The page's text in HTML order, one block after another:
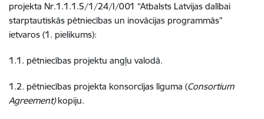
projekta Nr.1.1.1.5/1/24/I/001 “Atbalsts Latvijas dalībai
starptautiskās pētniecības un inovācijas programmās”
ietvaros (1. pielikums):
1.1. pētniecības projektu angļu valodā.
1.2. pētniecības projekta konsorcījas līguma (Consortium
Agreement)kopiju.